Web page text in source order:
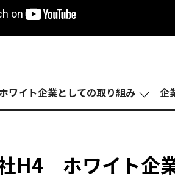
ワイト企業としての取り組み 企
H4 ホワイト企